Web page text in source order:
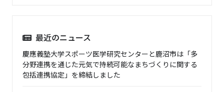
最近のニュース
慶應義塾大学スポーツ医学研究センターと鹿沼市は「多
分野連携を通じた元気で持続可能なまちづくりに関する
包括連携協定」を締結しました